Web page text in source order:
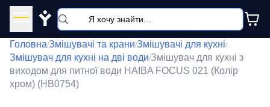
Y
Головна/Змішувачі та крани/Змішувачі для кухні/
Змішувач для кухні на дві води/Змішувач для кухні з
виходом для питної води HAIBA FOCUS 021 (Колір
хром) (HB0754)